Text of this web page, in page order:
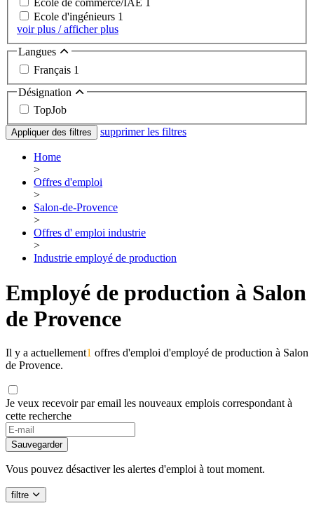
Ecole de commerce/IAE
Ecole d'ingénieurs 1
voir plus / afficher plus
Langues
Français 1
Désignation
TopJob
Appliquer des filtres supprimer les filtres
Home
>
Offres d'emploi
>
Salon-de-Provence
>
Offres d' emploi industrie
>
Industrie employé de production
Employé de production à Salon
de Provence
Il y a actuellement1 offres d'emploi d'employé de production à Salon
de Provence.
Je veux recevoir par email les nouveaux emplois correspondant à
cette recherche
Sauvegarder
Vous pouvez désactiver les alertes d'emploi à tout moment.
filtre